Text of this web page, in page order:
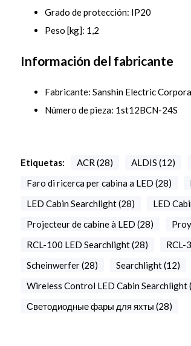
Grado de protección: IP20
Peso [kg]: 1,2
Información del fabricante
Fabricante: Sanshin Electric
Número de pieza: 1st12BCN-24S
Etiquetas: ACR (28) ALDIS (12)
Faro di ricerca per cabina a LED (28)
LED Cabin Searchlight (28)
LED
Projecteur de cabine à LED (28)
RCL-100 LED Searchlight (28)
RCL-
Scheinwerfer (28)
Searchlight (12)
Wireless Control LED Cabin Searchlight
Светодиодные фары для яхты (28)